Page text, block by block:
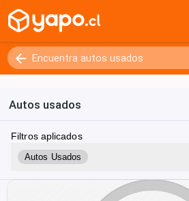
Autos usados
Filtros aplicados
Autos Usados